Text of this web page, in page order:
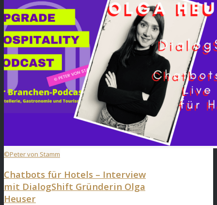
©Peter von Stamm
Chatbots für Hotels – Interview
mit DialogShift Gründerin Olga
Heuser